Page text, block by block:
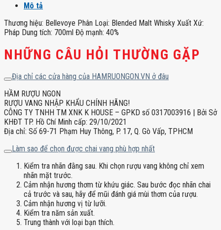
Mô tả
Thương hiệu: Bellevoye Phân Loại: Blended Malt Whisky Xuất Xứ:
Pháp Dung tích: 700ml Độ mạnh: 40%
NHỮNG CÂU HỎI THƯỜNG GẶP
Địa chỉ các cửa hàng của HAMRUONGON.VN ở đâu
HẦM RƯỢU NGON
RƯỢU VANG NHẬP KHẨU CHÍNH HÃNG!
CÔNG TY TNHH TM XNK K HOUSE – GPKD số 0317003916 | Bởi Sở
KHĐT TP. Hồ Chí Minh cấp: 29/10/2021
Địa chỉ: Số 69-71 Phạm Huy Thông, P. 17, Q. Gò Vấp, TPHCM
Làm sao để chọn được chai vang phù hợp nhất
Kiểm tra nhãn đằng sau. Khi chọn rượu vang không chỉ xem
nhãn mặt trước.
Cảm nhận hương thơm từ khứu giác. Sau bước đọc nhãn chai
cả trước và sau, hãy để mũi đánh giá mùi thơm của rượu.
Cảm nhận hương vị từ lưỡi.
Kiểm tra năm sản xuất.
Trung thành với loại bạn thích.